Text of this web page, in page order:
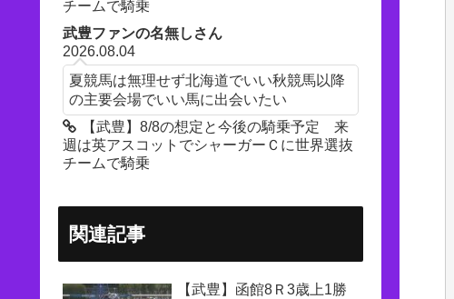
チームで騎乗
武豊ファンの名無しさん
2026.08.04
夏競馬は無理せず北海道でいい秋競馬以降
の主要会場でいい馬に出会いたい
【武豊】8/8の想定と今後の騎乗予定 来
週は英アスコットでシャーガーＣに世界選抜
チームで騎乗
関連記事
【武豊】函館8Ｒ3歳上1勝